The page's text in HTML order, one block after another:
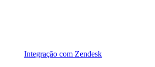
Integração com Zendesk